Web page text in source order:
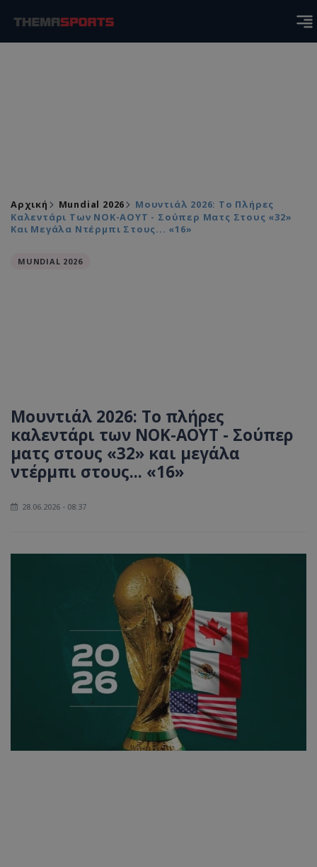
Αρχική Mundial 2026
Μουντιάλ 2026: Το Πλήρες
Καλεντάρι Των ΝΟΚ-ΑΟΥΤ - Σούπερ Ματς Στους «32»
Και Μεγάλα Ντέρμπι Στους... «16»
MUNDIAL 2026
Μουντιάλ 2026: Το πλήρες
καλεντάρι των ΝΟΚ-ΑΟΥΤ - Σούπερ
ματς στους «32» και μεγάλα
ντέρμπι στους... «16»
28.06.2026 - 08:37